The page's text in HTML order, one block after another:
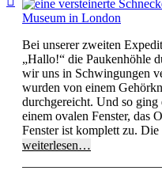
Bei unserer zweiten
„Hallo!“ die Paukenhöhle
wir uns in Schwingungen
wurden von einem
durchgereicht. Und so ging
einem ovalen Fenster, das
Fenster ist komplett zu.
weiterlesen…